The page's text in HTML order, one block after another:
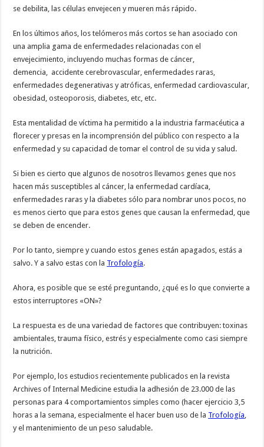
se debilita, las células envejecen y mueren más rápido.
En los últimos años, los telómeros más cortos se han asociado con
una amplia gama de enfermedades relacionadas con el
envejecimiento, incluyendo muchas formas de cáncer,
demencia, accidente cerebrovascular, enfermedades raras,
enfermedades degenerativas y atróficas, enfermedad cardiovascular,
obesidad, osteoporosis, diabetes, etc, etc.
Esta mentalidad de víctima ha permitido a la industria farmacéutica a
florecer y presas en la incomprensión del público con respecto a la
enfermedad y su capacidad de tomar el control de su vida y salud.
Si bien es cierto que algunos de nosotros llevamos genes que nos
hacen más susceptibles al cáncer, la enfermedad cardíaca,
enfermedades raras y la diabetes sólo para nombrar unos pocos, no
es menos cierto que para estos genes que causan la enfermedad, que
se deben de encender.
Por lo tanto, siempre y cuando estos genes están apagados, estás a
salvo. Y a salvo estas con la Trofología.
Ahora, es posible que se esté preguntando, ¿qué es lo que convierte a
estos interruptores «ON»?
La respuesta es de una variedad de factores que contribuyen: toxinas
ambientales, trauma físico, estrés y especialmente como casi siempre
la nutrición.
Por ejemplo, los estudios recientemente publicados en la revista
Archives of Internal Medicine estudia la adhesión de 23.000 de las
personas para 4 comportamientos simples como (hacer ejercicio 3,5
horas a la semana, especialmente el hacer buen uso de la Trofología
y el mantenimiento de un peso saludable.